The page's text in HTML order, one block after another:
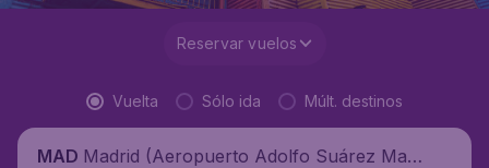
Reservar vuelos
Vuelta Sólo ida Múlt. destinos
MAD Madrid (Aeropuerto Adolfo Suárez Madr